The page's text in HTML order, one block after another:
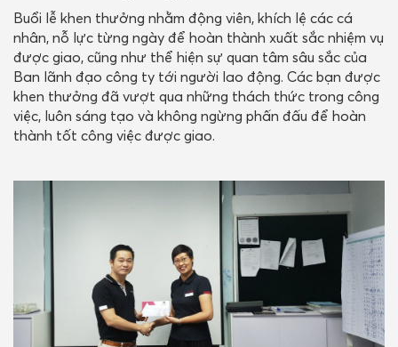
Buổi lễ khen thưởng nhằm động viên, khích lệ các cá
nhân, nỗ lực từng ngày để hoàn thành xuất sắc nhiệm vụ
được giao, cũng như thể hiện sự quan tâm sâu sắc của
Ban lãnh đạo công ty tới người lao động. Các bạn được
khen thưởng đã vượt qua những thách thức trong công
việc, luôn sáng tạo và không ngừng phấn đấu để hoàn
thành tốt công việc được giao.